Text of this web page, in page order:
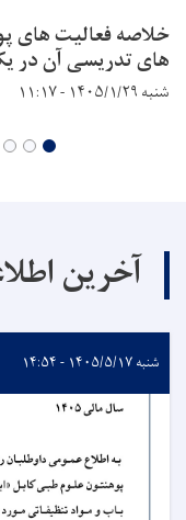
خلاصه فعالیت های
های تدریسی آن در
شنبه ۱۴۰۵/۱/۲۹ - ۱۱:۱۷
آخرین
شنبه ۱۴۰۵/۵/۱۷ - ۱۴:۵۴